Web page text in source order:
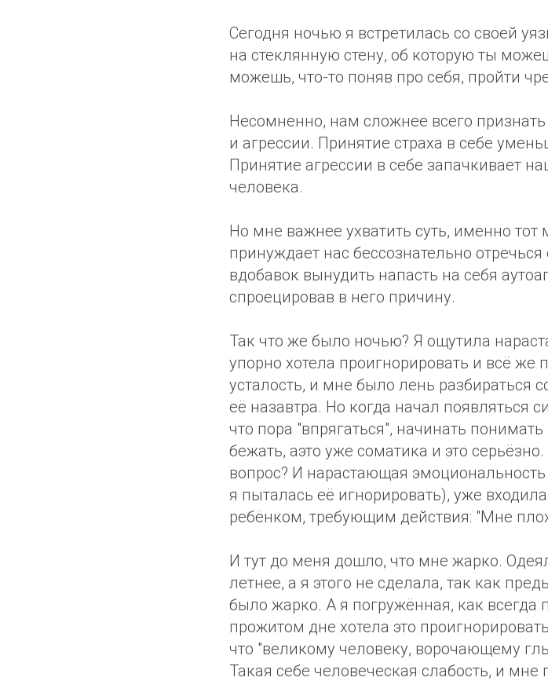
Сегодня ночью я встретилась со своей
на стеклянную стену, об которую ты
можешь, что-то поняв про себя, пройти
Несомненно, нам сложнее всего
и агрессии. Принятие страха в себе
Принятие агрессии в себе запачкивает
человека.
Но мне важнее ухватить суть, именно тот
принуждает нас бессознательно
вдобавок вынудить напасть на себя
спроецировав в него причину.
Так что же было ночью? Я ощутила
упорно хотела проигнорировать и всё же
усталость, и мне было лень разбираться
её назавтра. Но когда начал появляться
что пора "впрягаться", начинать
бежать, аэто уже соматика и это
вопрос? И нарастающая
я пыталась её игнорировать), уже
ребёнком, требующим действия: "Мне
И тут до меня дошло, что мне жарко.
летнее, а я этого не сделала, так как
было жарко. А я погружённая, как всегда
прожитом дне хотела это
что "великому человеку, ворочающему
Такая себе человеческая слабость, и